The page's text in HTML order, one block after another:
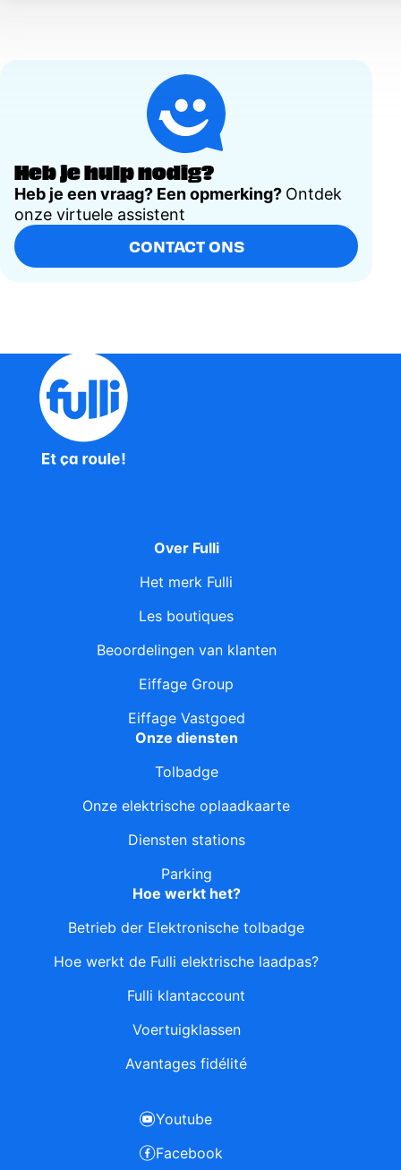
Heb je hulp nodig?
Heb je een vraag? Een opmerking? Ontdek
onze virtuele assistent
CONTACT ONS
Over Fulli
Het merk Fulli
Les boutiques
Beoordelingen van klanten
Eiffage Group
Eiffage Vastgoed
Onze diensten
Tolbadge
Onze elektrische oplaadkaarte
Diensten stations
Parking
Hoe werkt het?
Betrieb der Elektronische tolbadge
Hoe werkt de Fulli elektrische laadpas?
Fulli klantaccount
Voertuigklassen
Avantages fidélité
Youtube
Facebook